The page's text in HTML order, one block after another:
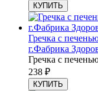
КУПИТЬ
Гречка с
г.Фабрика
Гречка с
238 ₽
КУПИТЬ